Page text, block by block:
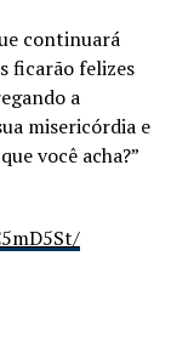
continuará
ficarão felizes
a
misericórdia e
você acha?”